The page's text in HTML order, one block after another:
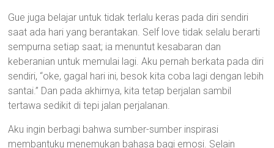
Gue juga belajar untuk tidak terlalu keras pada diri sendiri
saat ada hari yang berantakan. Self love tidak selalu berarti
sempurna setiap saat; ia menuntut kesabaran dan
keberanian untuk memulai lagi. Aku pernah berkata pada diri
sendiri, “oke, gagal hari ini, besok kita coba lagi dengan lebih
santai.” Dan pada akhirnya, kita tetap berjalan sambil
tertawa sedikit di tepi jalan perjalanan.
Aku ingin berbagi bahwa sumber-sumber inspirasi
membantuku menemukan bahasa bagi emosi. Selain